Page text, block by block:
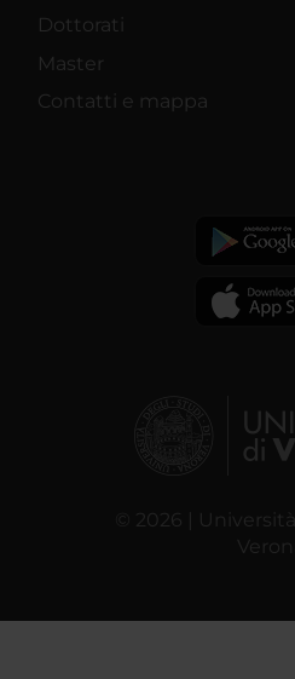
Dottorati
Master
Contatti e mappa
© 2026 |